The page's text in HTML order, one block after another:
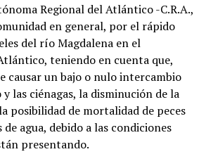
Regional del Atlántico -C.R.A.,
en general, por el rápido
del río Magdalena en el
teniendo en cuenta que,
causar un bajo o nulo intercambio
las ciénagas, la disminución de la
posibilidad de mortalidad de peces
agua, debido a las condiciones
presentando.